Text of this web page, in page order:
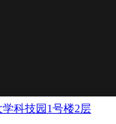
科技园1号楼2层